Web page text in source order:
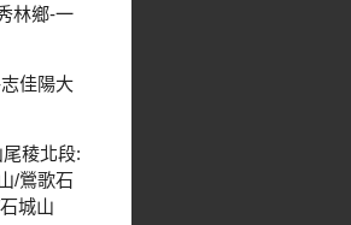
林鄉-一
佳陽大
稜北段:
/鶯歌石
城山